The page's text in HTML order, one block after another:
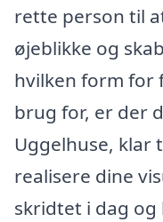
rette person til
øjeblikke og
hvilken form
brug for, er der
Uggelhuse, klar
realisere dine
skridtet i dag